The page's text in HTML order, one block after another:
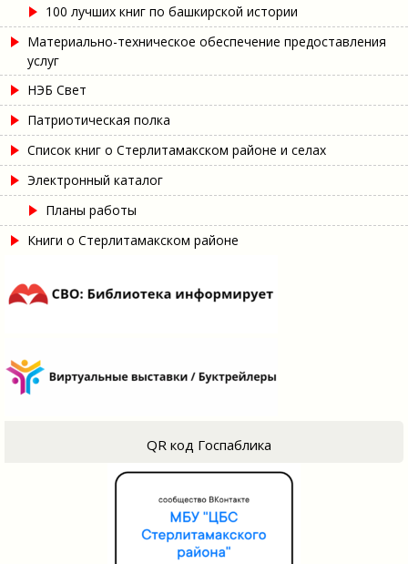
100 лучших книг по башкирской истории
Материально-техническое обеспечение предоставления
услуг
НЭБ Свет
Патриотическая полка
Список книг о Стерлитамакском районе и селах
Электронный каталог
Планы работы
Книги о Стерлитамакском районе
QR код Госпаблика